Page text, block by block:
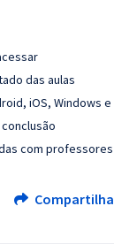
das aulas
iOS, Windows e
com professores